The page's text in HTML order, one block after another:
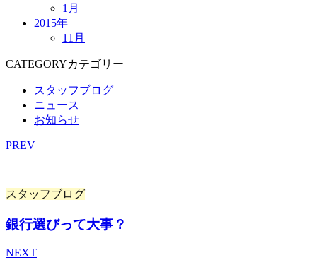
1月
2015年
11月
CATEGORYカテゴリー
スタッフブログ
ニュース
お知らせ
PREV
スタッフブログ
銀行選びって大事？
NEXT